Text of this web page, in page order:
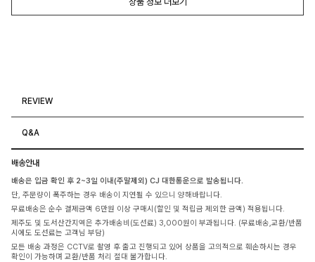
REVIEW
Q&A
배송안내
배송은 입금 확인 후 2~3일 이내(주말제외) CJ 대한통운으로 발송됩니다.
단, 주문량이 폭주하는 경우 배송이 지연될 수 있으니 양해바랍니다.
무료배송은 순수 결제금액 6만원 이상 구매시(할인 및 적립금 제외한 금액) 적용됩니다.
제주도 및 도서산간지역은 추가배송비(도선료) 3,000원이 부과됩니다. (무료배송,교환/반품
시에도 도선료는 고객님 부담)
모든 배송 과정은 CCTV로 촬영 후 출고 진행되고 있어 상품을 고의적으로 훼손하시는 경우
확인이 가능하며 교환/반품 처리 절대 불가합니다.